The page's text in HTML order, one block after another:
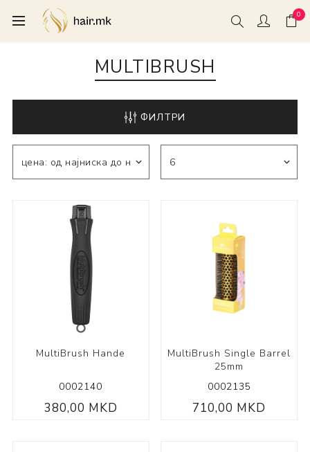
0
MULTIBRUSH
ФИЛТРИ
MultiBrush Hande
0002140
380,00 MKD
MultiBrush Single Barrel
25mm
0002135
710,00 MKD